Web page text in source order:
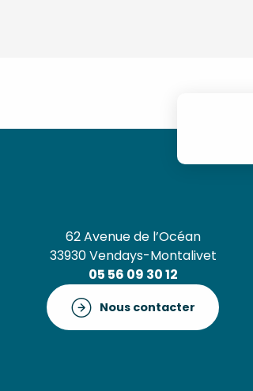
62 Avenue de l’Océan
33930 Vendays-Montalivet
05 56 09 30 12
Nous contacter